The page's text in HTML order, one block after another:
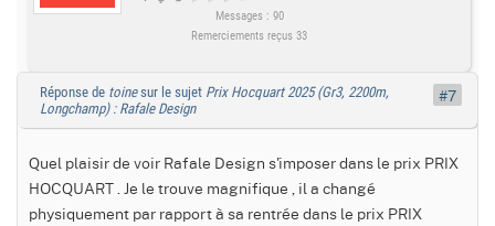
Messages : 90
Remerciements reçus 33
Réponse de toinesur le sujet Prix Hocquart 2025 (Gr3, 2200m,
Longchamp) : Rafale Design
Quel plaisir de voir Rafale Design s'imposer dans le prix PRIX
HOCQUART . Je le trouve magnifique , il a changé
physiquement par rapport à sa rentrée dans le prix PRIX
#7